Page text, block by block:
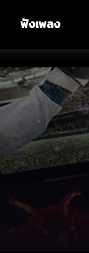
ฟังเพลง